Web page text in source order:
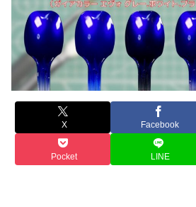
X Facebook
Pocket LINE